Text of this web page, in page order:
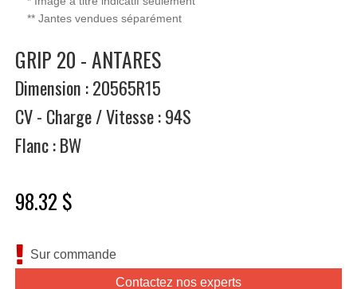
** Jantes vendues séparément
GRIP 20 - ANTARES
Dimension : 20565R15
CV - Charge / Vitesse : 94S
Flanc : BW
98.32 $
Sur commande
Contactez nos experts